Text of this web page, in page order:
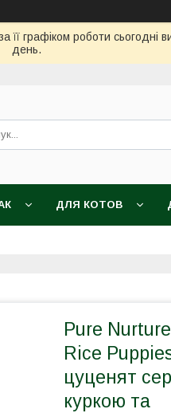
графіком роботи
день.
ДЛЯ КОТОВ
Pure
Rice
цуценят
куркою та